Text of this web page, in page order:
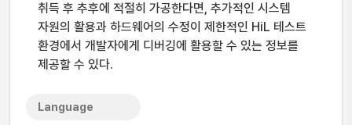
취득 후 추후에 적절히 가공한다면, 추가적인 시스템
자원의 활용과 하드웨어의 수정이 제한적인 HiL 테스트
환경에서 개발자에게 디버깅에 활용할 수 있는 정보를
제공할 수 있다.
Language